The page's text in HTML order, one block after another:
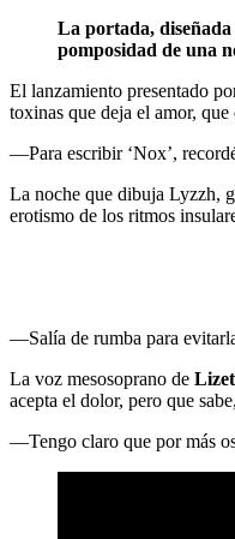
La portada,
pomposidad de una
El lanzamiento presentado
toxinas que deja el amor,
―Para escribir ‘Nox’,
La noche que dibuja Lyzzh,
erotismo de los ritmos
―Salía de rumba para
La voz mesosoprano de
acepta el dolor, pero que
―Tengo claro que por más